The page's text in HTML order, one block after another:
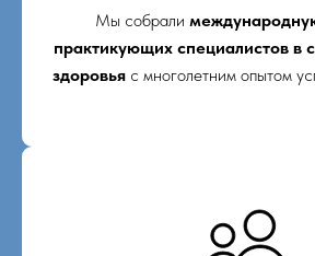
Мы собрали
практикующих специалистов в
здоровьяс многолетним опытом